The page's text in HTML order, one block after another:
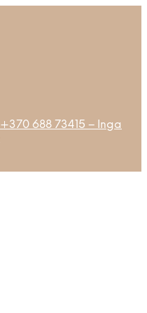
+370 688 73415 – Inga